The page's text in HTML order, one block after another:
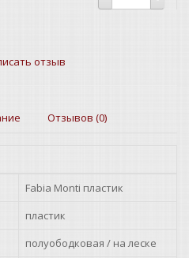
отзыв
Отзывов (0)
Fabia Monti пластик
пластик
полуободковая / на леске